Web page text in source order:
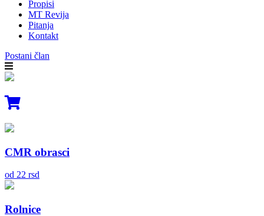
Propisi
MT Revija
Pitanja
Kontakt
Postani član
CMR obrasci
od 22 rsd
Rolnice